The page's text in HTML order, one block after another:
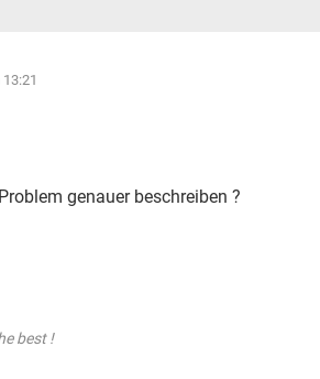
genauer beschreiben ?
best !